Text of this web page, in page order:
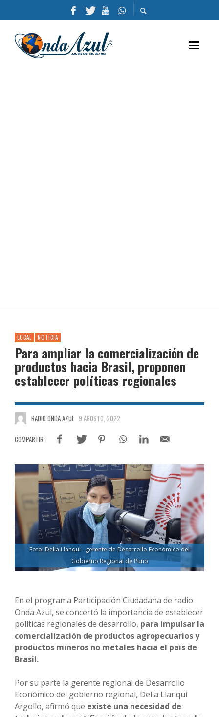
LOCAL NOTICIA
Para ampliar la comercialización de
productos hacia Brasil, proponen
establecer políticas regionales
RADIO ONDA AZUL 9 AGOSTO, 2022
Foto: Delia Llanqui - gerente de Desarrollo Económico del
Gobierno Regional de Puno
En el programa Participación Ciudadana de radio
Onda Azul, se concertó la importancia de establecer
políticas regionales de desarrollo, para impulsar la
comercialización de productos agropecuarios y
productos mineros no metales hacia el país de
Brasil.
Por su parte la gerente regional de Desarrollo
Económico del gobierno regional, Delia Llanqui
Argollo, afirmó que existe una necesidad de